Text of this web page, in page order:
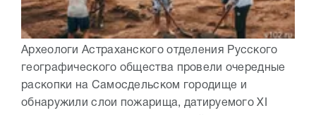
Археологи Астраханского отделения Русского
географического общества провели очередные
раскопки на Самосдельском городище и
обнаружили слои пожарища, датируемого XI